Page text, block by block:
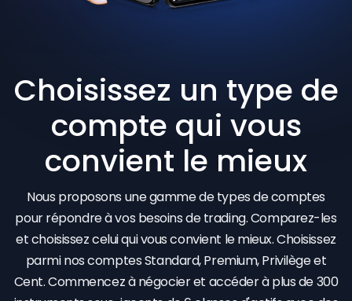
Choisissez un type de
compte qui vous
convient le mieux
Nous proposons une gamme de types de comptes
pour répondre à vos besoins de trading. Comparez-les
et choisissez celui qui vous convient le mieux. Choisissez
parmi nos comptes Standard, Premium, Privilège et
Cent. Commencez à négocier et accéder à plus de 300